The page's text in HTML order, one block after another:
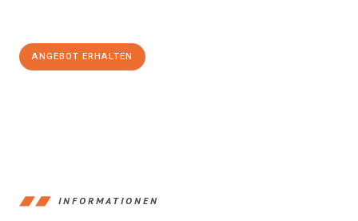
ANGEBOT ERHALTEN
INFORMATIONEN